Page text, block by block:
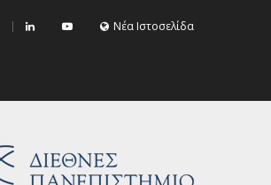
2026 (Χειμερινό+Εαρινό 2025-2026)
Νέα Ιστοσελίδα